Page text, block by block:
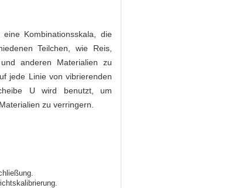
Kombinationsskala, die
Teilchen, wie Reis,
anderen Materialien zu
jede Linie von vibrierenden
U wird benutzt, um
zu verringern.